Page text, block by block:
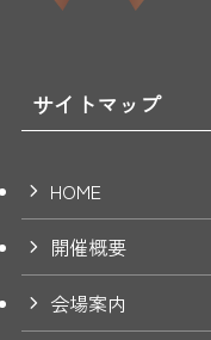
サイトマップ
HOME
開催概要
会場案内